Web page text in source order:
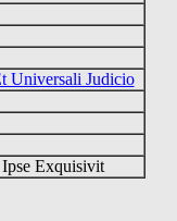
Universali Judicio
Exquisivit